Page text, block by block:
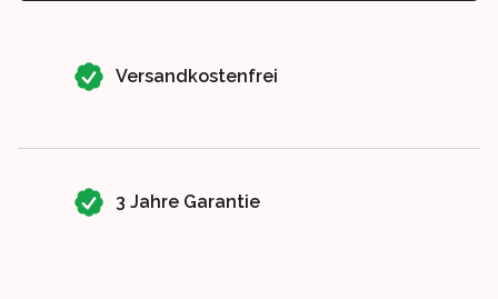
Versandkostenfrei
3 Jahre Garantie